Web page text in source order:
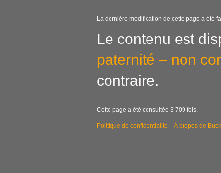
La dernière modification de cette page a été
Le contenu est
paternité – non
contraire.
Cette page a été consultée 3 709 fois.
Politique de confidentialité À propos de